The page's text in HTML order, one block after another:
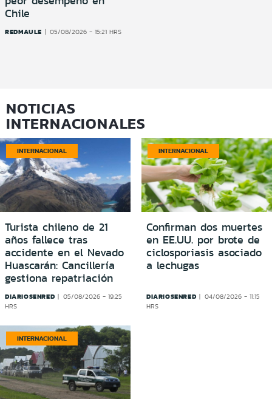
Chile
REDMAULE 05/08/2026 - 15:21 HRS
NOTICIAS
INTERNACIONALES
INTERNACIONAL
Turista chileno de 21
años fallece tras
accidente en el Nevado
Huascarán: Cancillería
gestiona repatriación
DIARIOSENRED
05/08/2026 - 19:25
HRS
INTERNACIONAL
Confirman dos muertes
en EE.UU. por brote de
ciclosporiasis asociado
a lechugas
DIARIOSENRED
04/08/2026 - 11:15
HRS
INTERNACIONAL